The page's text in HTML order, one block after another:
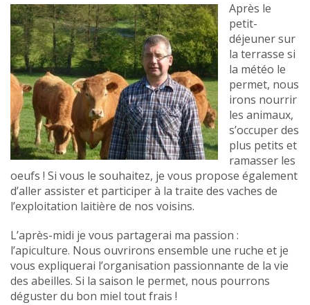
Après le
petit-
déjeuner sur
la terrasse si
la météo le
permet, nous
irons nourrir
les animaux,
s’occuper des
plus petits et
ramasser les
oeufs ! Si vous le souhaitez, je vous propose également
d’aller assister et participer à la traite des vaches de
l’exploitation laitière de nos voisins.
L’après-midi je vous partagerai ma passion :
l’apiculture. Nous ouvrirons ensemble une ruche et je
vous expliquerai l’organisation passionnante de la vie
des abeilles. Si la saison le permet, nous pourrons
déguster du bon miel tout frais !